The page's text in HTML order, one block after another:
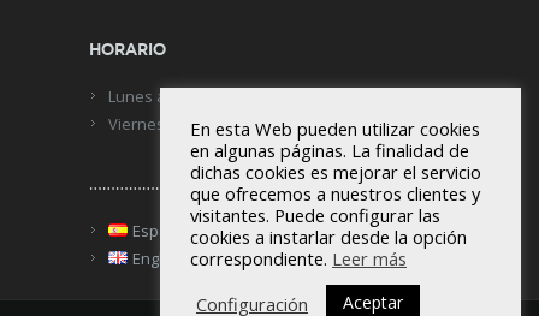
HORARIO
Lunes a Jueves: de 8 a 18h
Viernes, de 8 a 15h
………………………
Español
English
En esta Web pueden utilizar cookies
en algunas páginas. La finalidad de
dichas cookies es mejorar el servicio
que ofrecemos a nuestros clientes y
visitantes. Puede configurar las
cookies a instarlar desde la opción
correspondiente. Leer más
Configuración
Aceptar